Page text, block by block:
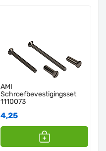
AMI
Schroefbevestigingsset
1110073
4,25